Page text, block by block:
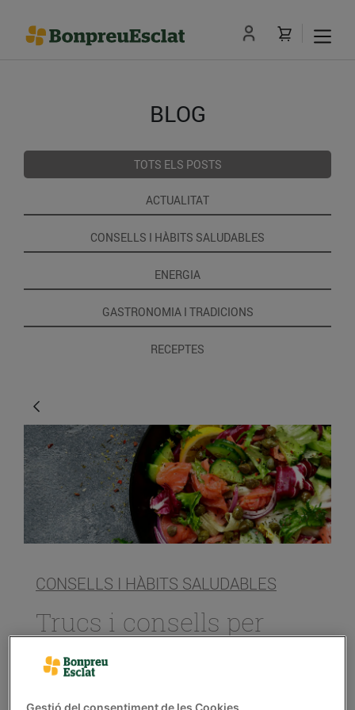
BLOG
TOTS ELS POSTS
ACTUALITAT
CONSELLS I HÀBITS SALUDABLES
ENERGIA
GASTRONOMIA I TRADICIONS
RECEPTES
CONSELLS I HÀBITS SALUDABLES
Trucs i consells per
preparar amanides
molt variades